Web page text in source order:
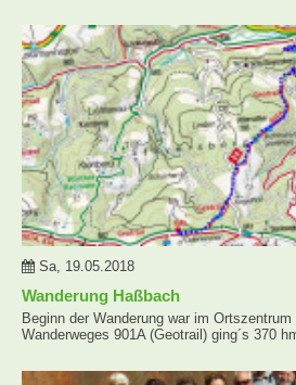
Sa, 19.05.2018
Wanderung Haßbach
Beginn der Wanderung war im
Wanderweges 901A (Geotrail) ging´s 370